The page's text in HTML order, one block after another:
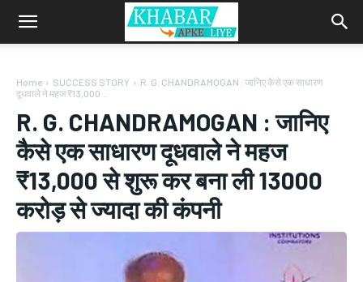
Home SUCCESS STORY
R. G. CHANDRAMOGAN : जानिए कैसे एक साधारण
दूधवाले ने महज ₹13,000...
R. G. CHANDRAMOGAN : जानिए
कैसे एक साधारण दूधवाले ने महज
₹13,000 से शुरू कर बना ली 13000
करोड़ से ज्यादा की कंपनी